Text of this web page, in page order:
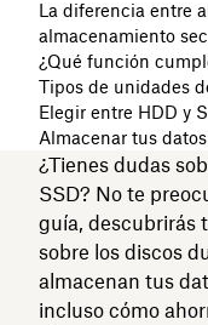
La diferencia entre
almacenamiento
¿Qué función
Tipos de unidades
Elegir entre HDD y
Almacenar tus
¿Tienes dudas
SSD? No te
guía, descubrirás
sobre los discos
almacenan tus
incluso cómo